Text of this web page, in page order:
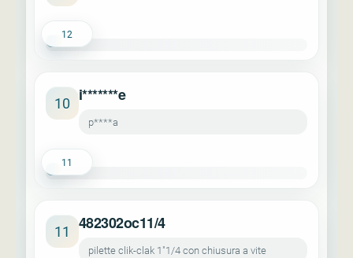
12
10 i*******e
p****a
11
11 482302oc11/4
pilette clik-clak 1"1/4 con chiusura a vite